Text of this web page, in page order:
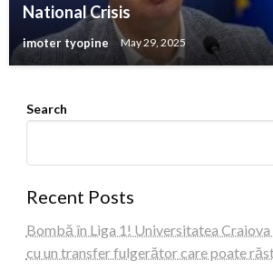
National Crisis
imoter tyopine May 29, 2025
Search
Recent Posts
Bombă în Liga 1! Universitatea
cu un transfer fulgerător care poate